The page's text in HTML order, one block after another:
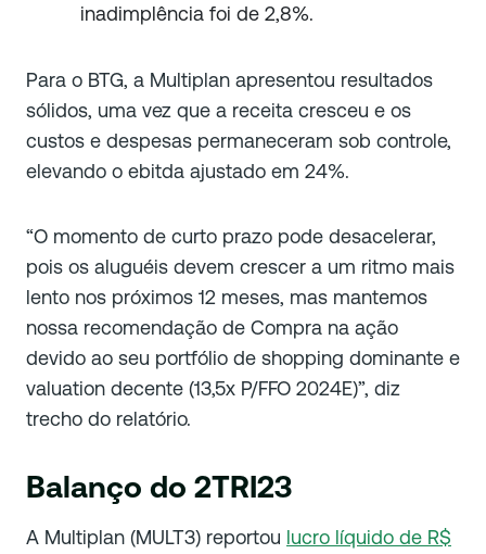
inadimplência foi de 2,8%.
Para o BTG, a Multiplan apresentou resultados
sólidos, uma vez que a receita cresceu e os
custos e despesas permaneceram sob controle,
elevando o ebitda ajustado em 24%.
“O momento de curto prazo pode desacelerar,
pois os aluguéis devem crescer a um ritmo mais
lento nos próximos 12 meses, mas mantemos
nossa recomendação de Compra na ação
devido ao seu portfólio de shopping dominante e
valuation decente (13,5x P/FFO 2024E)”, diz
trecho do relatório.
Balanço do 2TRI23
A Multiplan (MULT3) reportou lucro líquido de R$